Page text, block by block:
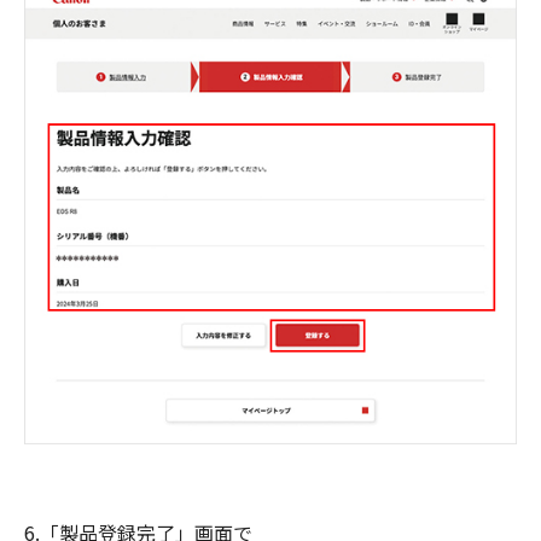
6.「製品登録完了」画面で